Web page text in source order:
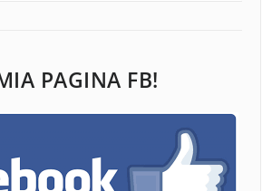
PAGINA FB!